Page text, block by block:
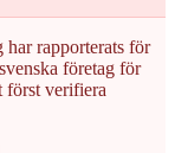
har rapporterats för
företag för
först verifiera